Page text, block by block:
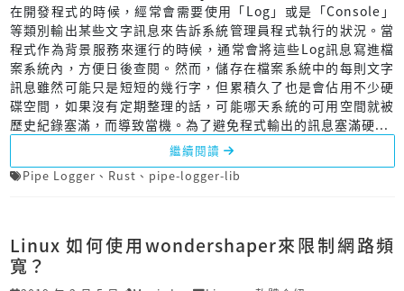
在開發程式的時候，經常會需要使用「Log」或是「Console」
等類別輸出某些文字訊息來告訴系統管理員程式執行的狀況。當
程式作為背景服務來運行的時候，通常會將這些Log訊息寫進檔
案系統內，方便日後查閱。然而，儲存在檔案系統中的每則文字
訊息雖然可能只是短短的幾行字，但累積久了也是會佔用不少硬
碟空間，如果沒有定期整理的話，可能哪天系統的可用空間就被
歷史紀錄塞滿，而導致當機。為了避免程式輸出的訊息塞滿硬...
繼續閱讀
Pipe Logger 、 Rust 、 pipe-logger-lib
Linux 如何使用wondershaper來限制網路頻
寬？